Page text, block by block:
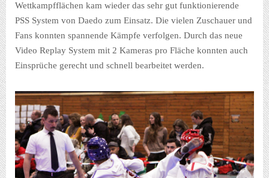
Wettkampfflächen kam wieder das sehr gut funktionierende
PSS System von Daedo zum Einsatz. Die vielen Zuschauer und
Fans konnten spannende Kämpfe verfolgen. Durch das neue
Video Replay System mit 2 Kameras pro Fläche konnten auch
Einsprüche gerecht und schnell bearbeitet werden.